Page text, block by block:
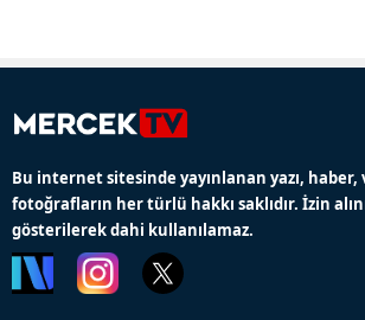
Bu internet sitesinde yayınlanan yazı, haber,
fotoğrafların her türlü hakkı saklıdır. İzin
gösterilerek dahi kullanılamaz.